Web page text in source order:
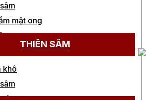
mật ong
THIÊN SÂM
khô